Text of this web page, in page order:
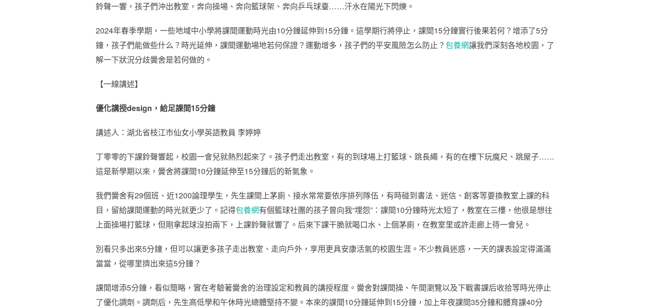
鈴聲一響，孩子們沖出教室，奔向操場、奔向籃球架、奔向乒乓球臺……汗水在陽光下閃爍。
2024年春季學期，一些地域中小學將課間運動時光由10分鐘延伸到15分鐘。這學期行將停止，課間15分鐘實行後果若何？增添了5分
鐘，孩子們能做些什么？時光延伸，課間運動場地若何保證？運動增多，孩子們的平安風險怎么防止？包養網讓我們深刻各地校園，了
解一下狀況分歧黌舍是若何做的。
【一線講述】
優化講授design，給足課間15分鐘
講述人：湖北省枝江市仙女小學英語教員 李婷婷
丁零零的下課鈴聲響起，校園一會兒就熱烈起來了。孩子們走出教室，有的到球場上打籃球、跳長繩，有的在樓下玩魔尺、跳屋子……
這是新學期以來，黌舍將課間10分鐘延伸至15分鐘后的新氣象。
我們黌舍有29個班、近1200論理學生，先生課間上茅廁、接水常常要依序排列隊伍，有時碰到書法、迷信、創客等要換教室上課的科
目，留給課間運動的時光就更少了。記得包養網有個籃球社團的孩子曾向我“埋怨”：課間10分鐘時光太短了，教室在三樓，他很是想往
上面操場打籃球，但剛拿起球沒拍兩下，上課鈴聲就響了。后來下課干脆就喝口水、上個茅廁，在教室里或許走廊上待一會兒。
別看只多出來5分鐘，但可以讓更多孩子走出教室、走向戶外，享用更具安康活氣的校園生涯。不少教員迷惑，一天的課表設定得滿滿
當當，從哪里擠出來這5分鐘？
課間增添5分鐘，看似簡略，實在考驗著黌舍的治理設定和教員的講授程度。黌舍對課間操、午間瀏覽以及下戰書課后收拾等時光停止
了優化調劑。調劑后，先生高低學和午休時光總體堅持不變。本來的課間10分鐘延伸到15分鐘，加上年夜課間35分鐘和體育課40分